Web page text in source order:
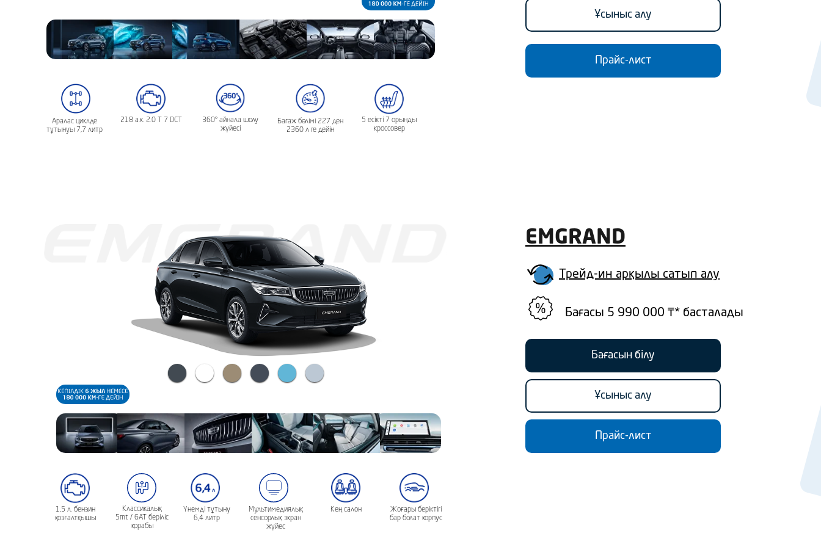
Ұсыныс алу
Прайс-лист
Аралас циклде
тұтынуы 7,7 литр
218 а.к. 2.0 Т 7 DCT
360° айнала шолу
жүйесі
Багаж бөлімі 227 ден
2360 л ге дейін
5 есікті 7 орынды
кроссовер
EMGRAND
Бағасын білу
Ұсыныс алу
Прайс-лист
Бағасы 5 990 000 ₸* басталады
Трейд-ин арқылы сатып алу
1,5 л. бензин
қозғалтқышы
Кең салон
Үнемді тұтыну
6,4 литр
Классикалық
5mt / 6AT беріліс
қорабы
Мультимедиялық
сенсорлық экран
жүйес
Жоғары беріктігі
бар болат корпус